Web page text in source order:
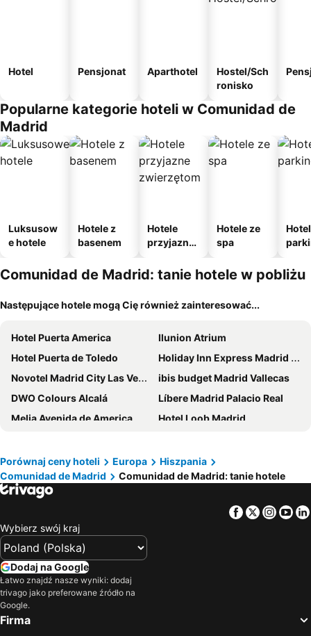
Hotel Pensjonat Aparthotel
Hostel/Sch
ronisko
Popularne kategorie hoteli w Comunidad de
Madrid
Luksusow
e hotele
Hotele z
basenem
Hotele
przyjazne
m
Hotele ze
spa
Comunidad de Madrid: tanie hotele w pobliżu
Następujące hotele mogą Cię również zainteresować...
Hotel Puerta America
Ilunion Atrium
Hotel Puerta de Toledo
Holiday Inn Express Madrid Leganes
Novotel Madrid City Las Ventas
ibis budget Madrid Vallecas
DWO Colours Alcalá
Líbere Madrid Palacio Real
Melia Avenida de America
Hotel Loob Madrid
Voco Madrid - Retiro By Ihg
Hotel Europa
Holiday Inn Express Madrid - Alcorcon By Ihg
Crowne Plaza Madrid Airport By Ihg
Erase un Hotel
Ilunion Suites Madrid
Senator Barajas
Hotel Mediodia
Holiday Inn Express Madrid - Airport By Ihg
Ibis Styles Madrid City Las Ventas
Zleep Hotel Madrid Airport
Porównaj ceny hoteli Europa
Hiszpania
Comunidad de Madrid
Comunidad de Madrid: tanie hotele
Facebook
Twitter
Wybierz swój kraj
Dodaj na Google
Łatwo znajdź nasze wyniki: dodaj
trivago jako preferowane źródło na
Google.
Firma